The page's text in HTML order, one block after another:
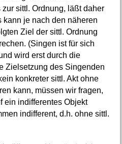
sittl. Ordnung, läßt daher
kann je nach den näheren
Ziel der sittl. Ordnung
(Singen ist für sich
wird erst durch die
Zielsetzung des Singenden
konkreter sittl. Akt ohne
kann, müssen wir fragen,
ein indifferentes Objekt
indifferent, d.h. ohne sittl.